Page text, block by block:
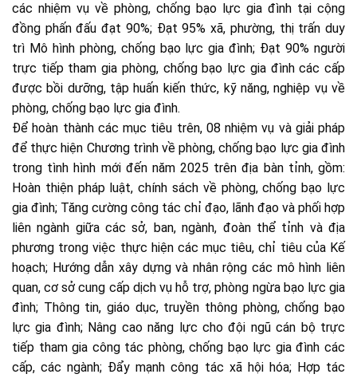
các nhiệm vụ về phòng, chống bạo lực gia đình tại cộng
đồng phấn đấu đạt 90%; Đạt 95% xã, phường, thị trấn duy
trì Mô hình phòng, chống bạo lực gia đình; Đạt 90% người
trực tiếp tham gia phòng, chống bạo lực gia đình các cấp
được bồi dưỡng, tập huấn kiến thức, kỹ năng, nghiệp vụ về
phòng, chống bạo lực gia đình.
Để hoàn thành các mục tiêu trên, 08 nhiệm vụ và giải pháp
để thực hiện Chương trình về phòng, chống bạo lực gia đình
trong tình hình mới đến năm 2025 trên địa bàn tỉnh, gồm:
Hoàn thiện pháp luật, chính sách về phòng, chống bạo lực
gia đình; Tăng cường công tác chỉ đạo, lãnh đạo và phối hợp
liên ngành giữa các sở, ban, ngành, đoàn thể tỉnh và địa
phương trong việc thực hiện các mục tiêu, chỉ tiêu của Kế
hoạch; Hướng dẫn xây dựng và nhân rộng các mô hình liên
quan, cơ sở cung cấp dịch vụ hỗ trợ, phòng ngừa bạo lực gia
đình; Thông tin, giáo dục, truyền thông phòng, chống bạo
lực gia đình; Nâng cao năng lực cho đội ngũ cán bộ trực
tiếp tham gia công tác phòng, chống bạo lực gia đình các
cấp, các ngành; Đẩy mạnh công tác xã hội hóa; Hợp tác